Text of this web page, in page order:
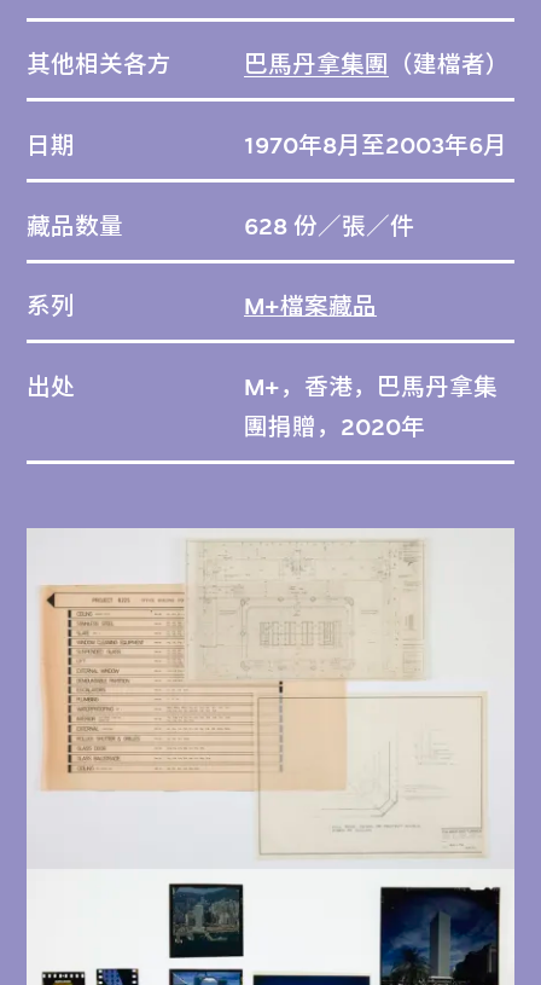
其他相关各方 巴馬丹拿集團 （建檔者）
日期 1970年8月至2003年6月
藏品数量 628 份／張／件
系列 M+檔案藏品
出处
M+，香港，巴馬丹拿集
團捐贈，2020年